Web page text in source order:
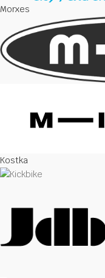
Morxes
Kostka